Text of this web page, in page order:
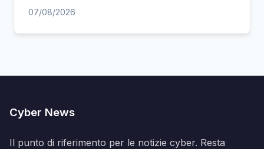
07/08/2026
Cyber News
Il punto di riferimento per le notizie cyber. Resta